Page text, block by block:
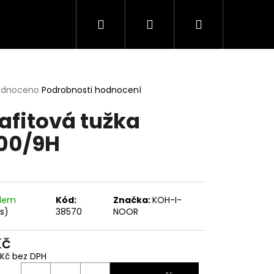
Hledat PřihlášeníNákupní
Podrobnosti hodnocení
tužka
9H
Kód:
38570
Značka:KOH-I-
NOOR
bez DPH